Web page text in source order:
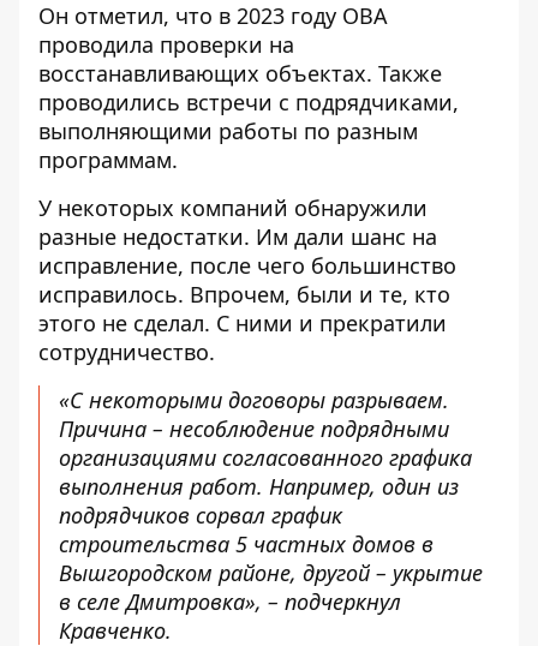
Он отметил, что в 2023 году ОВА
проводила проверки на
восстанавливающих объектах. Также
проводились встречи с подрядчиками,
выполняющими работы по разным
программам.
У некоторых компаний обнаружили
разные недостатки. Им дали шанс на
исправление, после чего большинство
исправилось. Впрочем, были и те, кто
этого не сделал. С ними и прекратили
сотрудничество.
«С некоторыми договоры разрываем.
Причина – несоблюдение подрядными
организациями согласованного графика
выполнения работ. Например, один из
подрядчиков сорвал график
строительства 5 частных домов в
Вышгородском районе, другой – укрытие
в селе Дмитровка», – подчеркнул
Кравченко.